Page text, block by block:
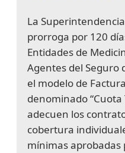
La
prorroga por 120
Entidades de
Agentes del Seguro
el modelo de
denominado
adecuen los
cobertura
mínimas aprobadas